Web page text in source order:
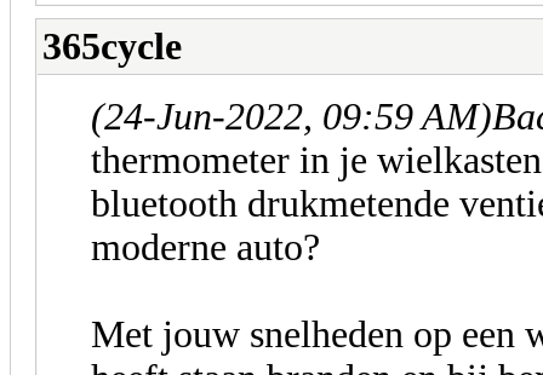
365cycle
(24-Jun-2022, 09:59 AM)
thermometer in je
bluetooth drukmetende
moderne auto?
Met jouw snelheden op een